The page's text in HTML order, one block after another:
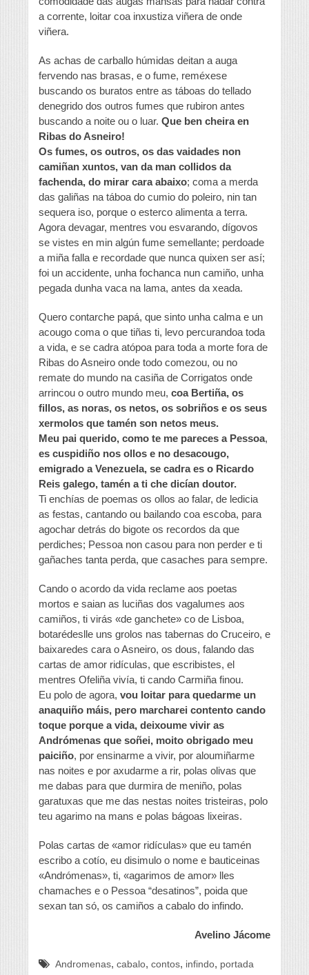
a corrente, loitar coa inxustiza viñera de onde
viñera.
As achas de carballo húmidas deitan a auga
fervendo nas brasas, e o fume, reméxese
buscando os buratos entre as táboas do tellado
denegrido dos outros fumes que rubiron antes
buscando a noite ou o luar. Que ben cheira en
Ribas do Asneiro!
Os fumes, os outros, os das vaidades non
camiñan xuntos, van da man collidos da
fachenda, do mirar cara abaixo; coma a merda
das galiñas na táboa do cumio do poleiro, nin tan
sequera iso, porque o esterco alimenta a terra.
Agora devagar, mentres vou esvarando, dígovos
se vistes en min algún fume semellante; perdoade
a miña falla e recordade que nunca quixen ser así;
foi un accidente, unha fochanca nun camiño, unha
pegada dunha vaca na lama, antes da xeada.
Quero contarche papá, que sinto unha calma e un
acougo coma o que tiñas ti, levo percurandoa toda
a vida, e se cadra atópoa para toda a morte fora de
Ribas do Asneiro onde todo comezou, ou no
remate do mundo na casiña de Corrigatos onde
arrincou o outro mundo meu, coa Bertiña, os
fillos, as noras, os netos, os sobriños e os seus
xermolos que tamén son netos meus.
Meu pai querido, como te me pareces a Pessoa,
es cuspidiño nos ollos e no desacougo,
emigrado a Venezuela, se cadra es o Ricardo
Reis galego, tamén a ti che dicían doutor.
Ti enchías de poemas os ollos ao falar, de ledicia
as festas, cantando ou bailando coa escoba, para
agochar detrás do bigote os recordos da que
perdiches; Pessoa non casou para non perder e ti
gañaches tanta perda, que casaches para sempre.
Cando o acordo da vida reclame aos poetas
mortos e saian as luciñas dos vagalumes aos
camiños, ti virás «de ganchete» co de Lisboa,
botarédeslle uns grolos nas tabernas do Cruceiro, e
baixaredes cara o Asneiro, os dous, falando das
cartas de amor ridículas, que escribistes, el
mentres Ofeliña vivía, ti cando Carmiña finou.
Eu polo de agora, vou loitar para quedarme un
anaquiño máis, pero marcharei contento cando
toque porque a vida, deixoume vivir as
Andrómenas que soñei, moito obrigado meu
paiciño, por ensinarme a vivir, por aloumiñarme
nas noites e por axudarme a rir, polas olivas que
me dabas para que durmira de meniño, polas
garatuxas que me das nestas noites tristeiras, polo
teu agarimo na mans e polas bágoas lixeiras.
Polas cartas de «amor ridículas» que eu tamén
escribo a cotío, eu disimulo o nome e bauticeinas
«Andrómenas», ti, «agarimos de amor» lles
chamaches e o Pessoa “desatinos”, poida que
sexan tan só, os camiños a cabalo do infindo.
Avelino Jácome
Andromenas, cabalo, contos, infindo, portada